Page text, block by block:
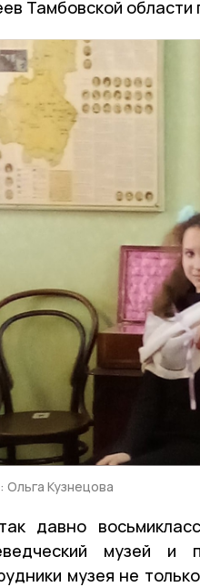
Тамбовской
Кузнецова
давно
музей и
музея не